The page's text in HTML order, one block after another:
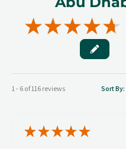
★★★★★
1 - 6 of 116 reviews Sort By:
★★★★★